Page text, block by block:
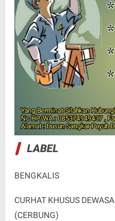
LABEL
BENGKALIS
CURHAT KHUSUS DEWASA
(CERBUNG)